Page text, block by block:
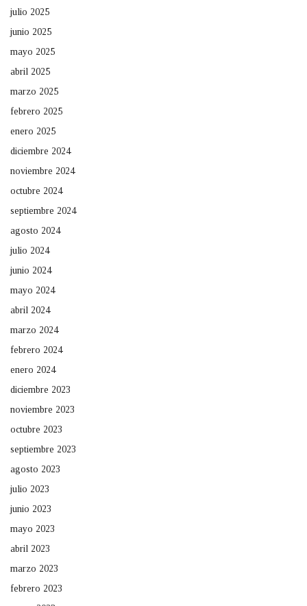
julio 2025
junio 2025
mayo 2025
abril 2025
marzo 2025
febrero 2025
enero 2025
diciembre 2024
noviembre 2024
octubre 2024
septiembre 2024
agosto 2024
julio 2024
junio 2024
mayo 2024
abril 2024
marzo 2024
febrero 2024
enero 2024
diciembre 2023
noviembre 2023
octubre 2023
septiembre 2023
agosto 2023
julio 2023
junio 2023
mayo 2023
abril 2023
marzo 2023
febrero 2023